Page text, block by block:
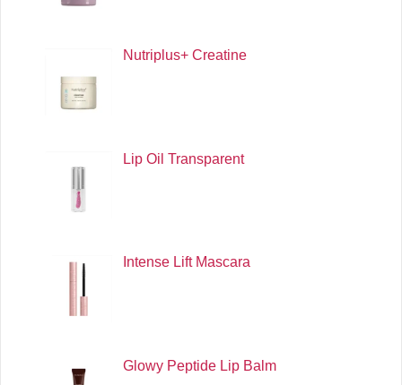
Nutriplus+ Creatine
Lip Oil Transparent
Intense Lift Mascara
Glowy Peptide Lip Balm